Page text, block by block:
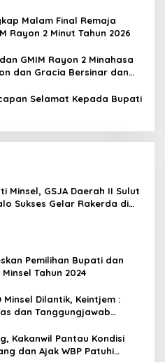
Malam Final Remaja
Rayon 2 Minut Tahun 2026
GMIM Rayon 2 Minahasa
dan Gracia Bersinar dan
Selamat Kepada Bupati
Minsel, GSJA Daerah II Sulut
Sukses Gelar Rakerda di
Pemilihan Bupati dan
Tahun 2024
Minsel Dilantik, Keintjem :
dan Tanggungjawab
Kakanwil Pantau Kondisi
dan Ajak WBP Patuhi